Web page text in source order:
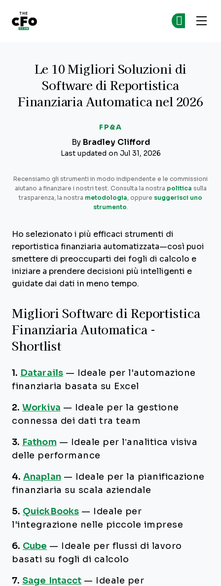
FP&A
Le 10 Migliori Soluzioni di
Software di Reportistica
Finanziaria Automatica nel 2026
By Bradley Clifford
Last updated on Jul 31, 2026
Recensiamo gli strumenti in modo indipendente e le commissioni
aiutano a finanziare i nostri test. Consulta la nostra politica sulla
trasparenza, la nostra metodologia, oppure suggerisci uno
strumento.
Ho selezionato i più efficaci strumenti di
reportistica finanziaria automatizzata—così puoi
smettere di preoccuparti dei fogli di calcolo e
iniziare a prendere decisioni più intelligenti e
guidate dai dati in meno tempo.
Migliori Software di Reportistica
Finanziaria Automatica -
Shortlist
1. Datarails —
Ideale per l'automazione
finanziaria basata su Excel
2. Workiva —
Ideale per la gestione
connessa dei dati tra team
3. Fathom —
Ideale per l’analitica visiva
delle performance
4. Anaplan —
Ideale per la pianificazione
finanziaria su scala aziendale
5. QuickBooks —
Ideale per
l'integrazione nelle piccole imprese
6. Cube —
Ideale per flussi di lavoro
basati su fogli di calcolo
7. Sage Intacct —
Ideale per